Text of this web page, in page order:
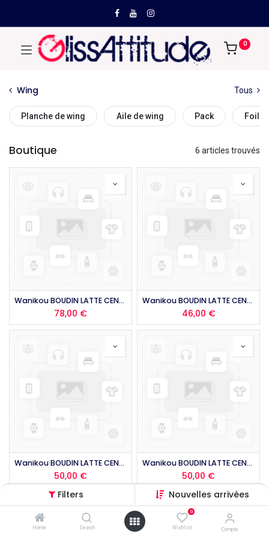
Filters Nouvelles arrivées
Home Search
0
Wishlist Compte
0
Wing Tous
Planche de wing Aile de wing Pack Foil
Boutique 6 articles trouvés
Wanikou BOUDIN LATTE CENTRALE WING STD 2025
78,00 €
Wanikou BOUDIN LATTE CENTRALE WING OP 2025
46,00 €
Wanikou BOUDIN LATTE CENTRALE WING 2 VALVES OU BIG STD 2025
50,00 €
Wanikou BOUDIN LATTE CENTRALE WING 2 VALVES OU BIG OP 2025
50,00 €